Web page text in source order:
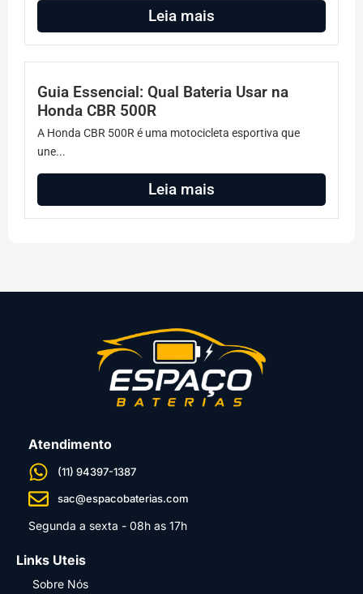
Leia mais
Guia Essencial: Qual Bateria Usar na
Honda CBR 500R
A Honda CBR 500R é uma motocicleta esportiva que
une...
Leia mais
Atendimento
(11) 94397-1387
sac@espacobaterias.com
Segunda a sexta - 08h as 17h
Links Uteis
Sobre Nós